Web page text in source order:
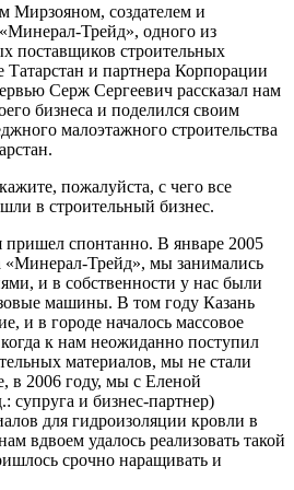
создателем и
Трейд», одного из
поставщиков строительных
Татарстан и партнера Корпорации
Серж Сергеевич рассказал нам
бизнеса и поделился своим
малоэтажного строительства
пожалуйста, с чего все
в строительный бизнес.
пришел спонтанно. В январе 2005
«Минерал-Трейд», мы занимались
и в собственности у нас были
машины. В том году Казань
и в городе началось массовое
к нам неожиданно поступил
материалов, мы не стали
в 2006 году, мы с Еленой
и бизнес-партнер)
для гидроизоляции кровли в
вдвоем удалось реализовать такой
срочно наращивать и